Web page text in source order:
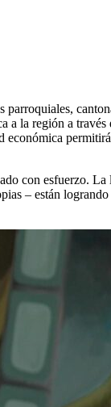
la región a
con esfuerzo.
– están